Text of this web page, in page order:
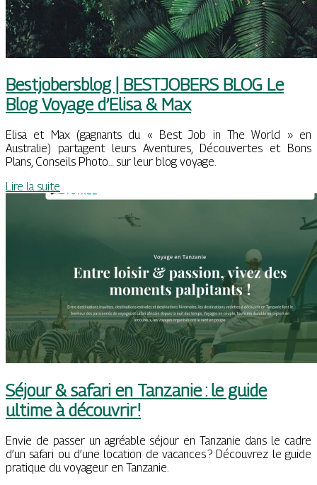
Bestjobersblog | BESTJOBERS BLOG Le
Blog Voyage d’Elisa & Max
Elisa et Max (gagnants du « Best Job in The World » en
Australie) partagent leurs Aventures, Découvertes et Bons
Plans, Conseils Photo… sur leur blog voyage.
Lire la suite
Séjour & safari en Tanzanie : le guide
ultime à découvrir !
Envie de passer un agréable séjour en Tanzanie dans le cadre
d’un safari ou d’une location de vacances ? Découvrez le guide
pratique du voyageur en Tanzanie.